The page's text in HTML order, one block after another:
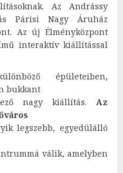
Az Andrássy
Párisi Nagy Áruház
Az új Élményközpont
interaktív kiállítással
épületeiben,
bukkant
nagy kiállítás. Az
legszebb, egyedülálló
válik, amelyben